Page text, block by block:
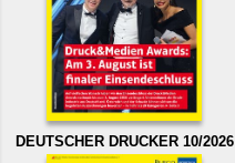
DEUTSCHER DRUCKER 10/2026